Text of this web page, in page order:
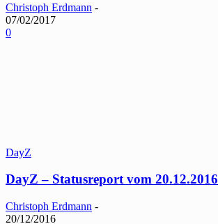
Christoph Erdmann -
07/02/2017
0
DayZ
DayZ – Statusreport vom 20.12.2016
Christoph Erdmann -
20/12/2016